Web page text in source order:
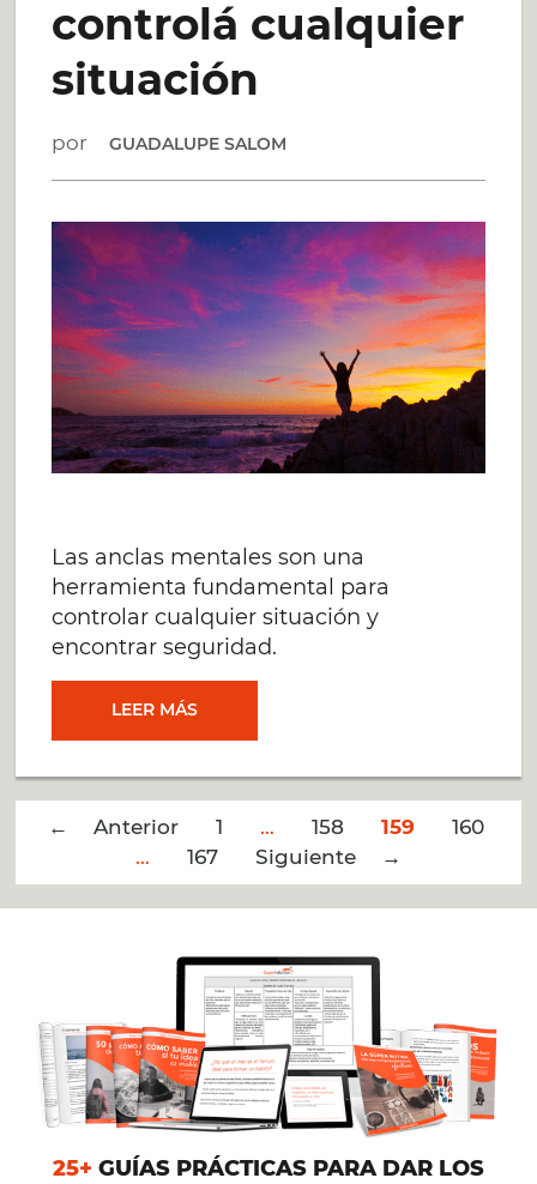
controlá cualquier
situación
por GUADALUPE SALOM
Las anclas mentales son una
herramienta fundamental para
controlar cualquier situación y
encontrar seguridad.
LEER MÁSDESARROLLÁ
CONTROLÁ
SITUACIÓN
Post
navigation
← Anterior 1 … 158 159
160
…
167 Siguiente →
25+ GUÍAS PRÁCTICAS PARA DAR LOS